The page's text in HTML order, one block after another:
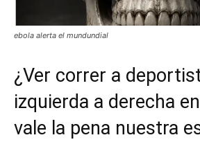
ebola alerta el mundundial
¿Ver correr a
izquierda a derecha
vale la pena nuestra